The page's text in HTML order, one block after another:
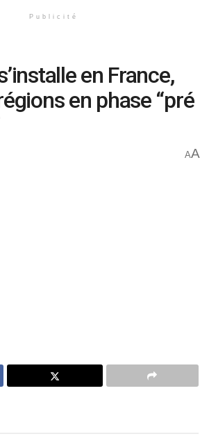
Publicité
en France,
en phase “pré
AA